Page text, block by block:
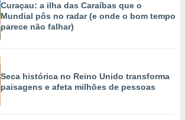
Curaçau: a ilha das Caraíbas que o
Mundial pôs no radar (e onde o bom tempo
parece não falhar)
Seca histórica no Reino Unido transforma
paisagens e afeta milhões de pessoas